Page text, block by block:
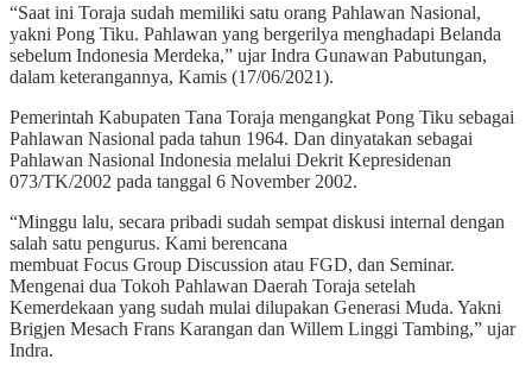
“Saat ini Toraja sudah memiliki satu orang Pahlawan Nasional,
yakni Pong Tiku. Pahlawan yang bergerilya menghadapi Belanda
sebelum Indonesia Merdeka,” ujar Indra Gunawan Pabutungan,
dalam keterangannya, Kamis (17/06/2021).
Pemerintah Kabupaten Tana Toraja mengangkat Pong Tiku sebagai
Pahlawan Nasional pada tahun 1964. Dan dinyatakan sebagai
Pahlawan Nasional Indonesia melalui Dekrit Kepresidenan
073/TK/2002 pada tanggal 6 November 2002.
“Minggu lalu, secara pribadi sudah sempat diskusi internal dengan
salah satu pengurus. Kami berencana
membuat Focus Group Discussion atau FGD, dan Seminar.
Mengenai dua Tokoh Pahlawan Daerah Toraja setelah
Kemerdekaan yang sudah mulai dilupakan Generasi Muda. Yakni
Brigjen Mesach Frans Karangan dan Willem Linggi Tambing,” ujar
Indra.